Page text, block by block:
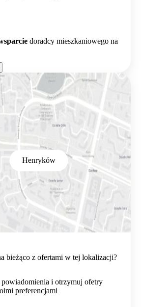
doradcy mieszkaniowego na
Henryków
bieżąco z ofertami w tej lokalizacji?
powiadomienia i otrzymuj ofetry
preferencjami